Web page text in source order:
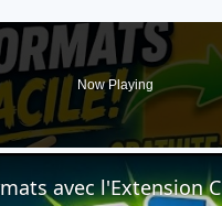
Now Playing